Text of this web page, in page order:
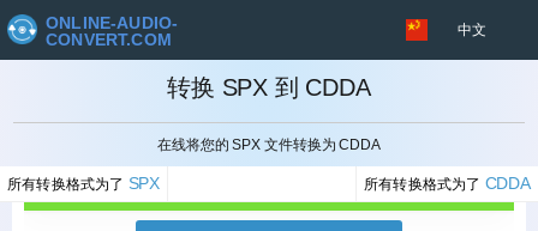
ONLINE-AUDIO-
CONVERT.COM
中文
转换 SPX 到 CDDA
在线将您的 SPX 文件转换为 CDDA
所有转换格式为了 SPX 所有转换格式为了 CDDA
取消